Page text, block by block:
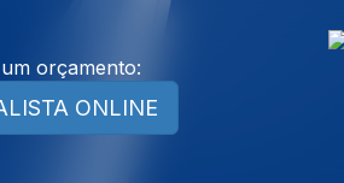
orçamento:
ONLINE